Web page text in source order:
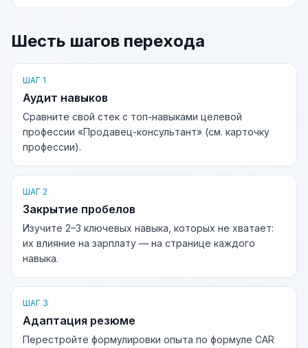
Шесть шагов перехода
ШАГ 1
Аудит навыков
Сравните свой стек с топ-навыками целевой
профессии «Продавец-консультант» (см. карточку
профессии).
ШАГ 2
Закрытие пробелов
Изучите 2–3 ключевых навыка, которых не хватает:
их влияние на зарплату — на странице каждого
навыка.
ШАГ 3
Адаптация резюме
Перестройте формулировки опыта по формуле CAR